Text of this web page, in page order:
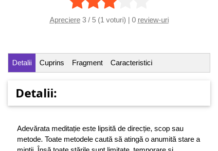
Apreciere3 / 5 (1 voturi) | 0 review-uri
Detalii Cuprins Fragment Caracteristici
Detalii:
Adevărata meditație este lipsită de direcție, scop sau
metode. Toate metodele caută să atingă o anumită stare a